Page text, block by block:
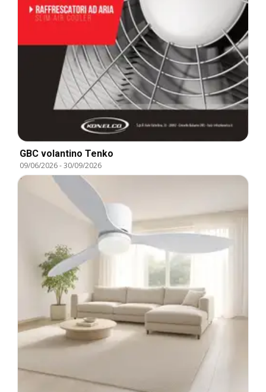
GBC volantino Tenko
09/06/2026-30/09/2026